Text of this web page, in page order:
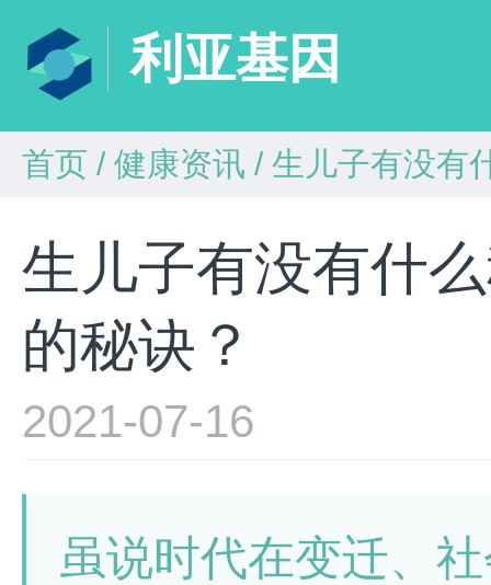
利亚基因
首页 / 健康资讯 / 生儿子有没有
生儿子有没有什
的秘诀？
2021-07-16
虽说时代在变迁、